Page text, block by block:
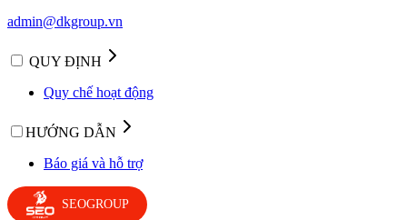
admin@dkgroup.vn
QUY ĐỊNH
Quy chế hoạt động
HƯỚNG DẪN
Báo giá và hỗ trợ
SEOGROUP